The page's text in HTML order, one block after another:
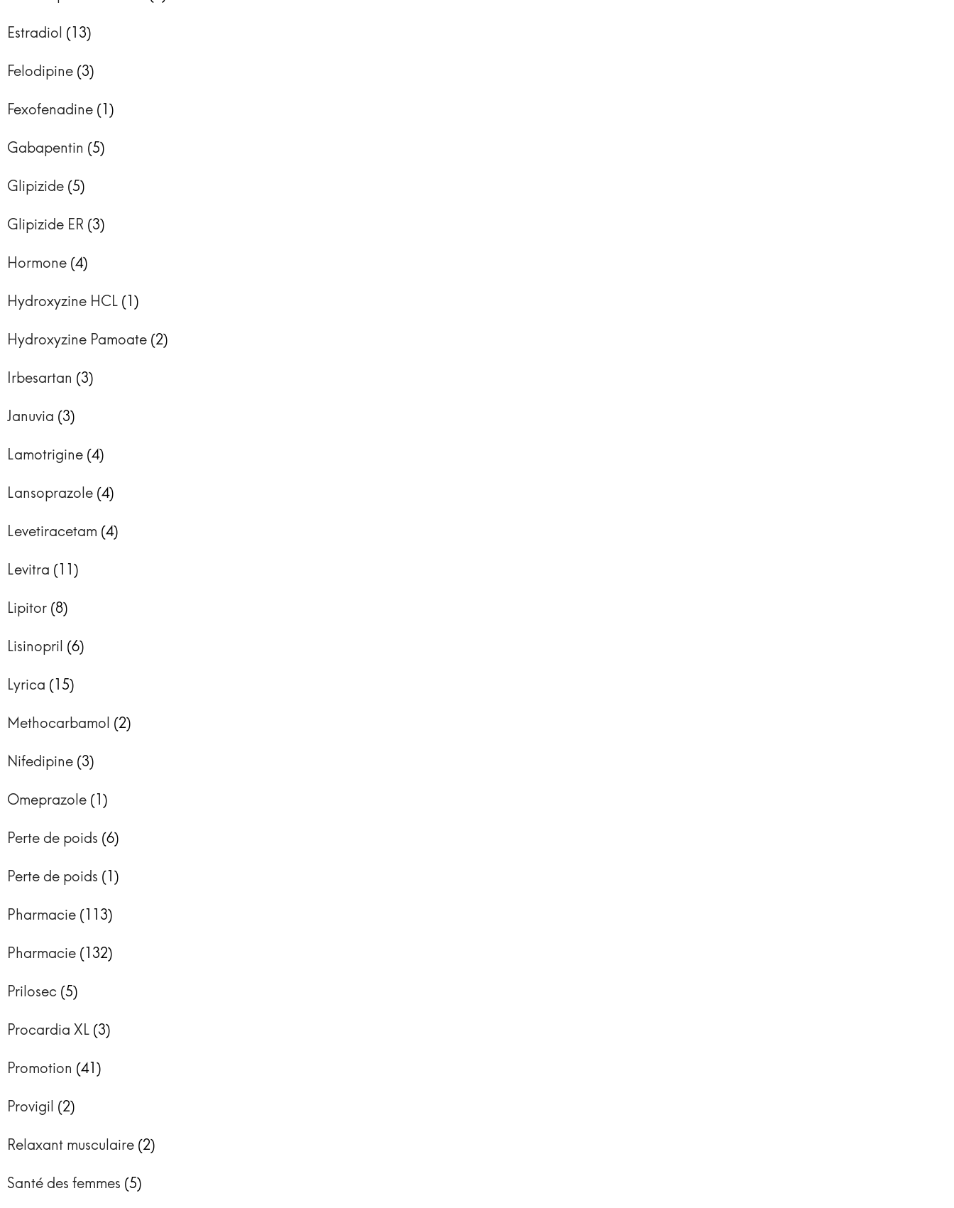
Estradiol (13)
Felodipine (3)
Fexofenadine (1)
Gabapentin (5)
Glipizide (5)
Glipizide ER (3)
Hormone (4)
Hydroxyzine HCL (1)
Hydroxyzine Pamoate (2)
Irbesartan (3)
Januvia (3)
Lamotrigine (4)
Lansoprazole (4)
Levetiracetam (4)
Levitra (11)
Lipitor (8)
Lisinopril (6)
Lyrica (15)
Methocarbamol (2)
Nifedipine (3)
Omeprazole (1)
Perte de poids (6)
Perte de poids (1)
Pharmacie (113)
Pharmacie (132)
Prilosec (5)
Procardia XL (3)
Promotion (41)
Provigil (2)
Relaxant musculaire (2)
Santé des femmes (5)